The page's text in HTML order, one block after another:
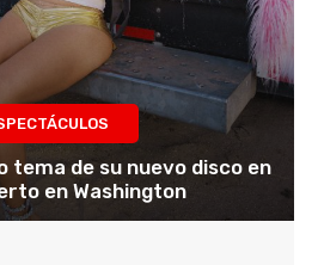
tema de su nuevo disco en
en Washington